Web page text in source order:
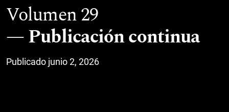
Volumen 29
Publicación continua
Publicado junio 2, 2026